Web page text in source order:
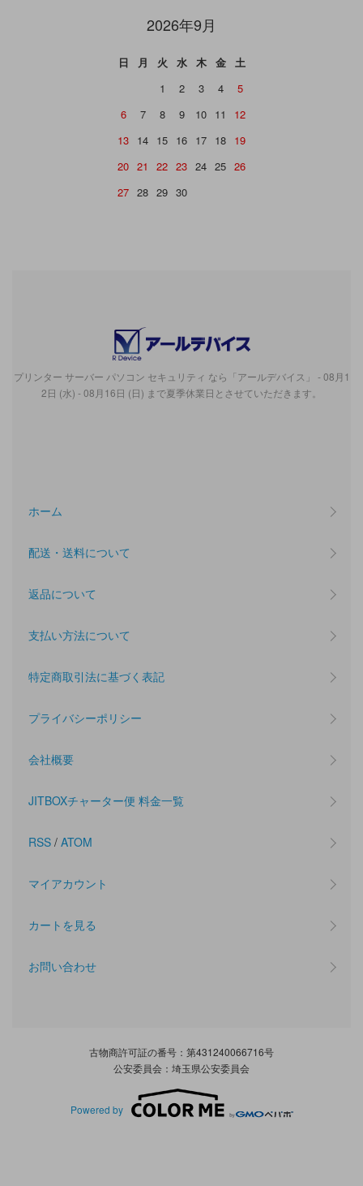
2026年9月
日 月 火 水 木 金
土
1
2 3 4
5
6
7 8 9 10 11
12
13 14 15 16 17 18 19
20 21 22 23 24 25 26
27 28 29 30
プリンター サーバー パソコン セキュリティ なら「アールデバイス」 - 08月1
2日 (水) - 08月16日 (日) まで夏季休業日とさせていただきます。
ホーム
配送・送料について
返品について
支払い方法について
特定商取引法に基づく表記
プライバシーポリシー
会社概要
JITBOXチャーター便 料金一覧
RSS / ATOM
マイアカウント
カートを見る
お問い合わせ
古物商許可証の番号：第431240066716号
公安委員会：埼玉県公安委員会
Powered by